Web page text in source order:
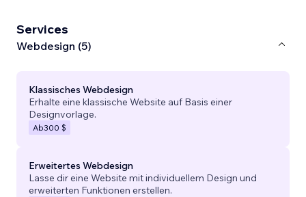
Services
Webdesign (5)
Klassisches Webdesign
Erhalte eine klassische Website auf Basis einer
Designvorlage.
Ab300 $
Erweitertes Webdesign
Lasse dir eine Website mit individuellem Design und
erweiterten Funktionen erstellen.